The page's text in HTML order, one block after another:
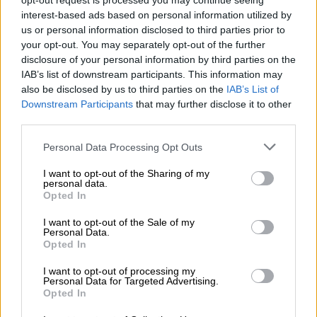
interest-based ads based on personal information utilized by
us or personal information disclosed to third parties prior to
your opt-out. You may separately opt-out of the further
disclosure of your personal information by third parties on the
IAB’s list of downstream participants. This information may
also be disclosed by us to third parties on the IAB’s List of
Downstream Participants that may further disclose it to other
Personal Data Processing Opt Outs
I want to opt-out of the Sharing of my
personal data.
Opted In
I want to opt-out of the Sale of my
Personal Data.
Opted In
I want to opt-out of processing my
Personal Data for Targeted Advertising.
Opted In
Reconquista leonesa
Clara Campoamor: Mi sueño,
mi pesadilla
Por María Pérez Herrero
NOTICIAS MAS VISTAS